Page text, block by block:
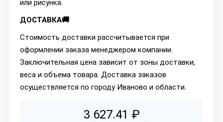
или рисунка.
ДОСТАВКА🚚
Стоимость доставки рассчитывается при
оформлении заказа менеджером компании.
Заключительная цена зависит от зоны доставки,
веса и объема товара. Доставка заказов
осуществляется по городу Иваново и области.
3 627.41 ₽